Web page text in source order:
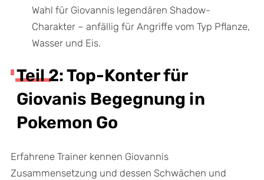
Wahl für Giovannis legendären Shadow-
Charakter – anfällig für Angriffe vom Typ Pflanze,
Wasser und Eis.
Teil 2: Top-Konter für
Giovanis Begegnung in
Pokemon Go
Erfahrene Trainer kennen Giovannis
Zusammensetzung und dessen Schwächen und